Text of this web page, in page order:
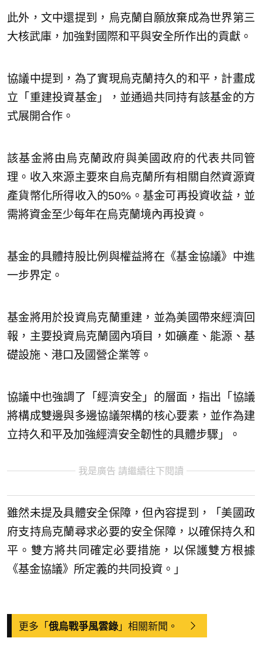
此外，文中還提到，烏克蘭自願放棄成為世界第三
大核武庫，加強對國際和平與安全所作出的貢獻。
協議中提到，為了實現烏克蘭持久的和平，計畫成
立「重建投資基金」，並通過共同持有該基金的方
式展開合作。
該基金將由烏克蘭政府與美國政府的代表共同管
理。收入來源主要來自烏克蘭所有相關自然資源資
產貨幣化所得收入的50%。基金可再投資收益，並
需將資金至少每年在烏克蘭境內再投資。
基金的具體持股比例與權益將在《基金協議》中進
一步界定。
基金將用於投資烏克蘭重建，並為美國帶來經濟回
報，主要投資烏克蘭國內項目，如礦產、能源、基
礎設施、港口及國營企業等。
協議中也強調了「經濟安全」的層面，指出「協議
將構成雙邊與多邊協議架構的核心要素，並作為建
立持久和平及加強經濟安全韌性的具體步驟」。
我是廣告 請繼續往下閱讀
雖然未提及具體安全保障，但內容提到，「美國政
府支持烏克蘭尋求必要的安全保障，以確保持久和
平。雙方將共同確定必要措施，以保護雙方根據
《基金協議》所定義的共同投資。」
更多「俄烏戰爭風雲錄」相關新聞。